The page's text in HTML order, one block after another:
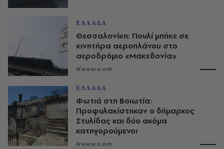
ΕΛΛΑΔΑ
Θεσσαλονίκη: Πουλί μπήκε σε
κινητήρα αεροπλάνου στο
αεροδρόμιο «Μακεδονία»
Newsroom
ΕΛΛΑΔΑ
Φωτιά στη Βοιωτία:
Προφυλακίστηκαν ο δήμαρχος
Στυλίδας και δύο ακόμα
κατηγορούμενοι
Newsroom